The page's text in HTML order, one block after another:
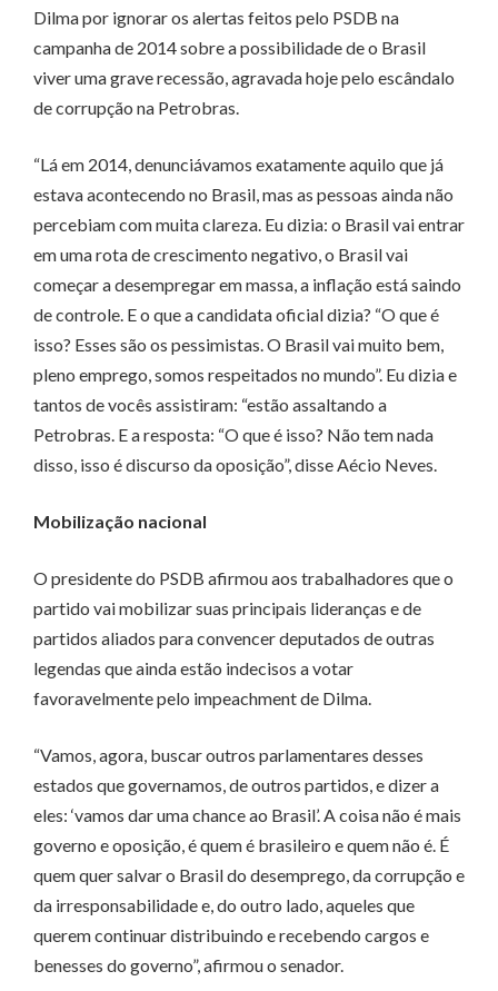
Dilma por ignorar os alertas feitos pelo PSDB na
campanha de 2014 sobre a possibilidade de o Brasil
viver uma grave recessão, agravada hoje pelo escândalo
de corrupção na Petrobras.
“Lá em 2014, denunciávamos exatamente aquilo que já
estava acontecendo no Brasil, mas as pessoas ainda não
percebiam com muita clareza. Eu dizia: o Brasil vai entrar
em uma rota de crescimento negativo, o Brasil vai
começar a desempregar em massa, a inflação está saindo
de controle. E o que a candidata oficial dizia? “O que é
isso? Esses são os pessimistas. O Brasil vai muito bem,
pleno emprego, somos respeitados no mundo”. Eu dizia e
tantos de vocês assistiram: “estão assaltando a
Petrobras. E a resposta: “O que é isso? Não tem nada
disso, isso é discurso da oposição”, disse Aécio Neves.
Mobilização nacional
O presidente do PSDB afirmou aos trabalhadores que o
partido vai mobilizar suas principais lideranças e de
partidos aliados para convencer deputados de outras
legendas que ainda estão indecisos a votar
favoravelmente pelo impeachment de Dilma.
“Vamos, agora, buscar outros parlamentares desses
estados que governamos, de outros partidos, e dizer a
eles: ‘vamos dar uma chance ao Brasil’. A coisa não é mais
governo e oposição, é quem é brasileiro e quem não é. É
quem quer salvar o Brasil do desemprego, da corrupção e
da irresponsabilidade e, do outro lado, aqueles que
querem continuar distribuindo e recebendo cargos e
benesses do governo”, afirmou o senador.